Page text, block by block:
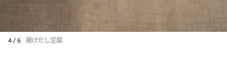
4 / 6 揚げだし豆腐